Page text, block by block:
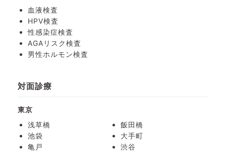
血液検査
HPV検査
性感染症検査
AGAリスク検査
男性ホルモン検査
対面診療
東京
浅草橋
飯田橋
池袋
大手町
亀戸
渋谷